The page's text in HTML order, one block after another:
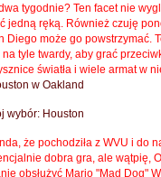
tygodnie? Ten facet nie
jedną ręką. Również czuję
Diego może go powstrzymać.
tyle twardy, aby grać
światła i wiele armat w
w Oakland
wybór: Houston
że pochodziła z WVU i do
dobra gra, ale wątpię,
obsłużyć Mario "Mad Dog"